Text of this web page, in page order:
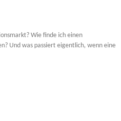
Wie finde ich einen
Und was passiert eigentlich, wenn eine